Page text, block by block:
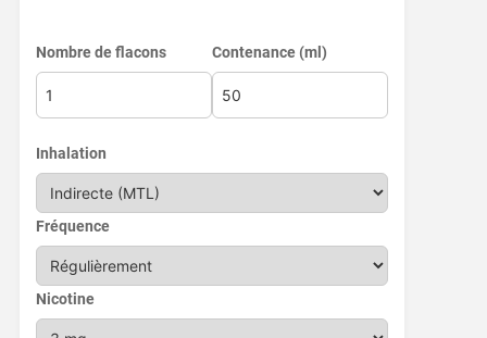
Nombre de flacons Contenance (ml)
Inhalation
Fréquence
Nicotine